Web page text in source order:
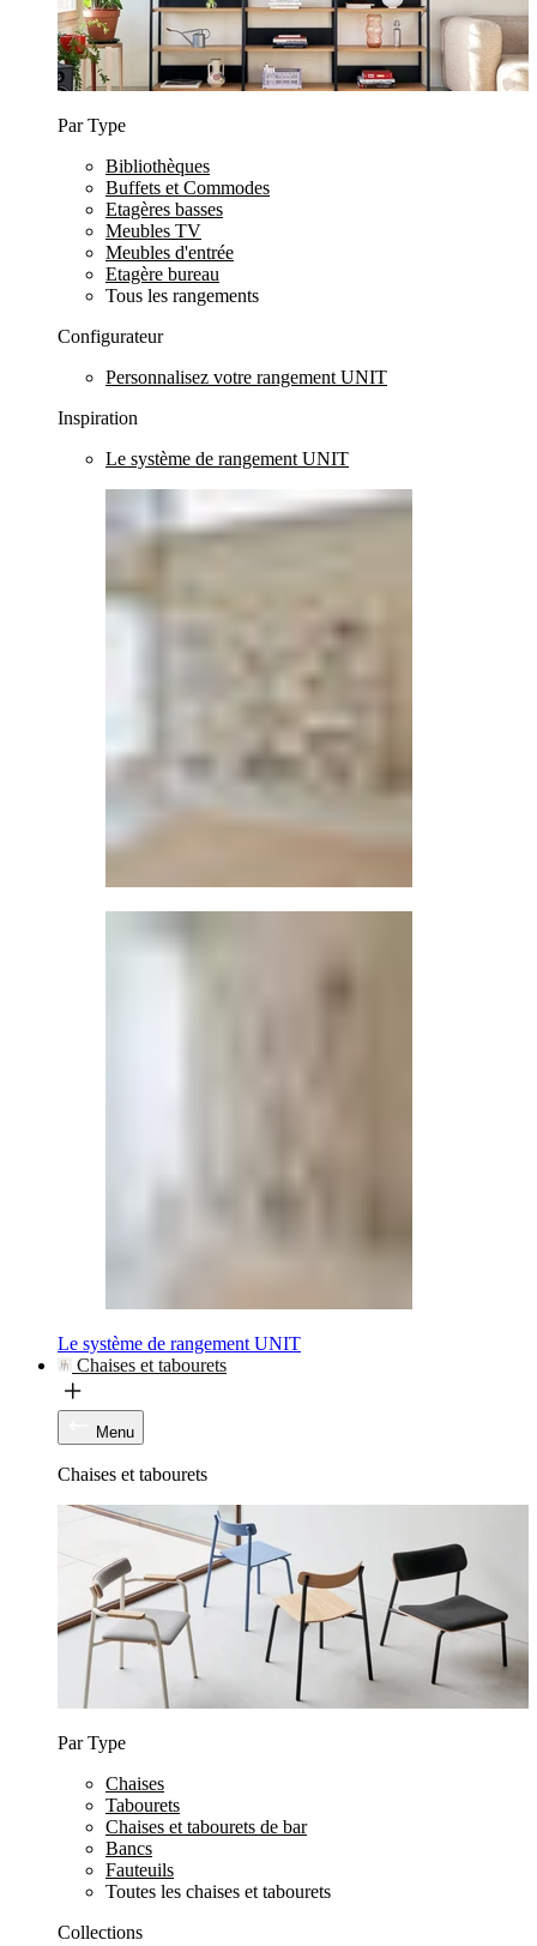
Par Type
Bibliothèques
Buffets et Commodes
Etagères basses
Meubles TV
Meubles d'entrée
Etagère bureau
Tous les rangements
Configurateur
Personnalisez votre rangement UNIT
Inspiration
Le système de rangement UNIT
Le système de rangement UNIT
Chaises et tabourets
Menu
Chaises et tabourets
Par Type
Chaises
Tabourets
Chaises et tabourets de bar
Bancs
Fauteuils
Toutes les chaises et tabourets
Collections